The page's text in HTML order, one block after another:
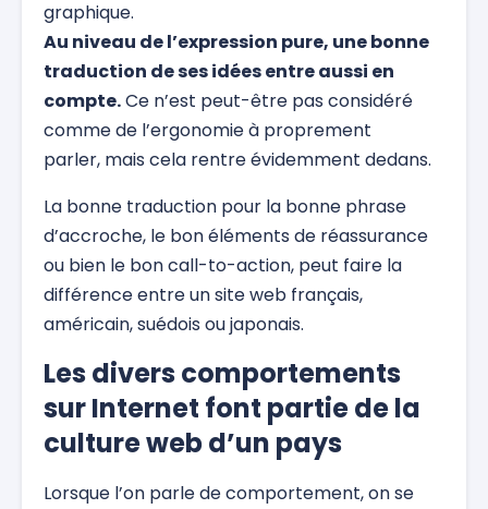
graphique.
Au niveau de l’expression pure, une bonne
traduction de ses idées entre aussi en
compte.Ce n’est peut-être pas considéré
comme de l’ergonomie à proprement
parler, mais cela rentre évidemment dedans.
La bonne traduction pour la bonne phrase
d’accroche, le bon éléments de réassurance
ou bien le bon call-to-action, peut faire la
différence entre un site web français,
américain, suédois ou japonais.
Les divers comportements
sur Internet font partie de la
culture web d’un pays
Lorsque l’on parle de comportement, on se